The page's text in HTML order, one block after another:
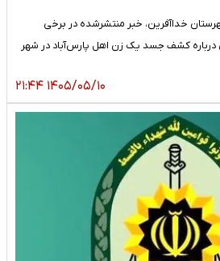
خداآفرین، خبر منتشرشده در برخی
درباره کشف جسد یک زن اهل پارس‌آباد در شهر
۱۴۰۵/۰۵/۱۰ ۲۱:۴۴